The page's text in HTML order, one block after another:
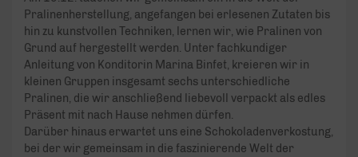
Pralinenherstellung, angefangen bei erlesenen Zutaten bis
hin zu kunstvollen Techniken, lernen wir, wie Pralinen von
Grund auf hergestellt werden. Unter fachkundiger
Anleitung von Konditorin Marina Binfet, kreieren wir in
kleinen Gruppen insgesamt sechs unterschiedliche
Pralinen, die wir anschließend liebevoll verpackt als edles
Präsent mit nach Hause nehmen dürfen.
Darüber hinaus erwartet uns eine Schokoladenverkostung,
bei der wir gemeinsam in die faszinierende Welt der